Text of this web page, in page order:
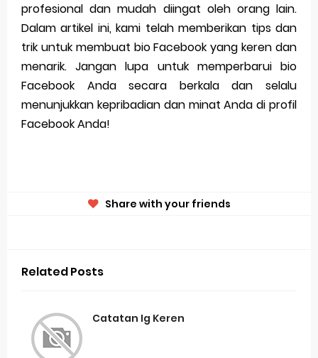
profesional dan mudah diingat oleh orang lain.
Dalam artikel ini, kami telah memberikan tips dan
trik untuk membuat bio Facebook yang keren dan
menarik. Jangan lupa untuk memperbarui bio
Facebook Anda secara berkala dan selalu
menunjukkan kepribadian dan minat Anda di profil
Facebook Anda!
Share with your friends
Related Posts
Catatan Ig Keren